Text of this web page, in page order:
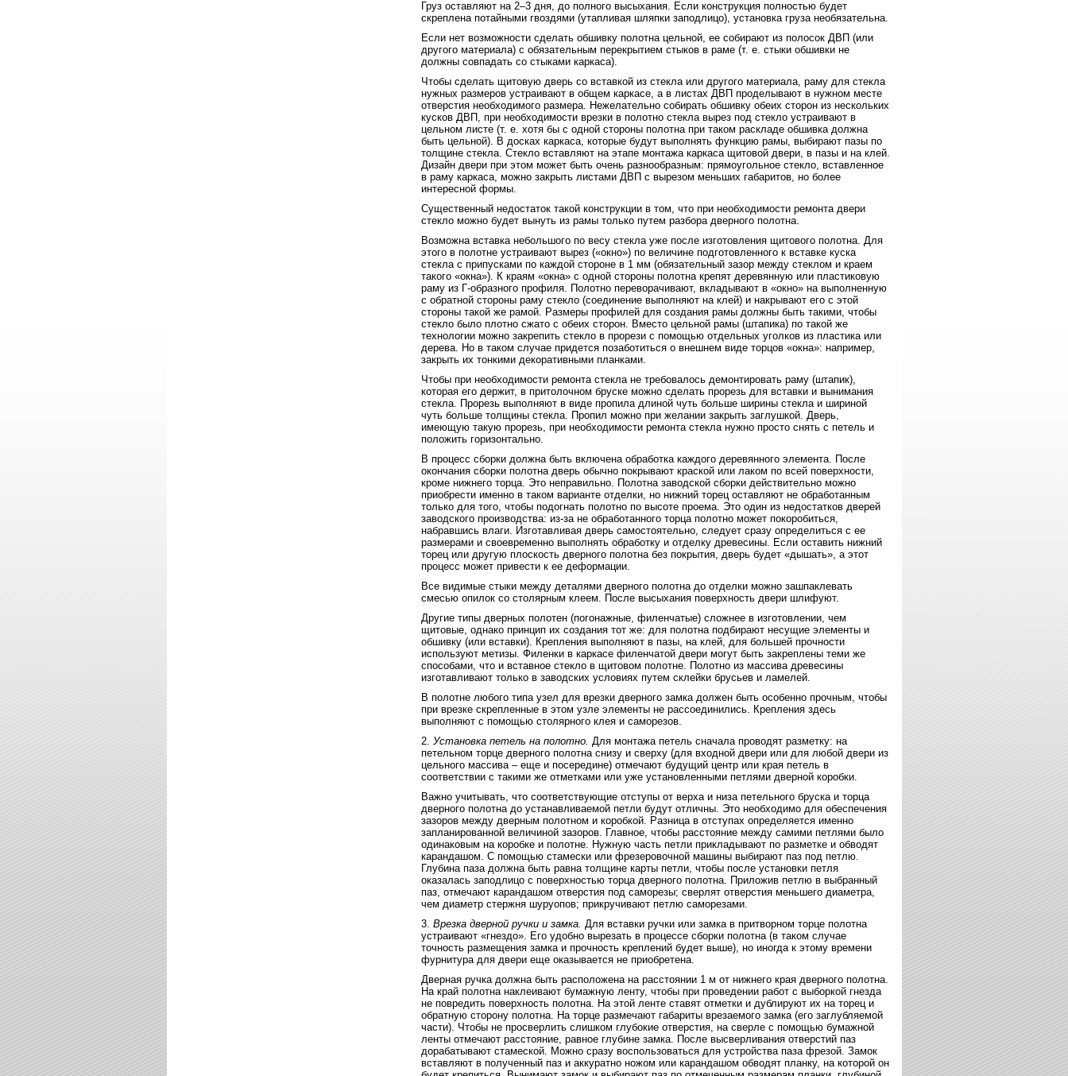
Груз оставляют на 2–3 дня, до полного высыхания. Если конструкция полностью будет
скреплена потайными гвоздями (утапливая шляпки заподлицо), установка груза необязательна.
Если нет возможности сделать обшивку полотна цельной, ее собирают из полосок ДВП (или
другого материала) с обязательным перекрытием стыков в раме (т. е. стыки обшивки не
должны совпадать со стыками каркаса).
Чтобы сделать щитовую дверь со вставкой из стекла или другого материала, раму для стекла
нужных размеров устраивают в общем каркасе, а в листах ДВП проделывают в нужном месте
отверстия необходимого размера. Нежелательно собирать обшивку обеих сторон из нескольких
кусков ДВП, при необходимости врезки в полотно стекла вырез под стекло устраивают в
цельном листе (т. е. хотя бы с одной стороны полотна при таком раскладе обшивка должна
быть цельной). В досках каркаса, которые будут выполнять функцию рамы, выбирают пазы по
толщине стекла. Стекло вставляют на этапе монтажа каркаса щитовой двери, в пазы и на клей.
Дизайн двери при этом может быть очень разнообразным: прямоугольное стекло, вставленное
в раму каркаса, можно закрыть листами ДВП с вырезом меньших габаритов, но более
интересной формы.
Существенный недостаток такой конструкции в том, что при необходимости ремонта двери
стекло можно будет вынуть из рамы только путем разбора дверного полотна.
Возможна вставка небольшого по весу стекла уже после изготовления щитового полотна. Для
этого в полотне устраивают вырез («окно») по величине подготовленного к вставке куска
стекла с припусками по каждой стороне в 1 мм (обязательный зазор между стеклом и краем
такого «окна»). К краям «окна» с одной стороны полотна крепят деревянную или пластиковую
раму из Г-образного профиля. Полотно переворачивают, вкладывают в «окно» на выполненную
с обратной стороны раму стекло (соединение выполняют на клей) и накрывают его с этой
стороны такой же рамой. Размеры профилей для создания рамы должны быть такими, чтобы
стекло было плотно сжато с обеих сторон. Вместо цельной рамы (штапика) по такой же
технологии можно закрепить стекло в прорези с помощью отдельных уголков из пластика или
дерева. Но в таком случае придется позаботиться о внешнем виде торцов «окна»: например,
закрыть их тонкими декоративными планками.
Чтобы при необходимости ремонта стекла не требовалось демонтировать раму (штапик),
которая его держит, в притолочном бруске можно сделать прорезь для вставки и вынимания
стекла. Прорезь выполняют в виде пропила длиной чуть больше ширины стекла и шириной
чуть больше толщины стекла. Пропил можно при желании закрыть заглушкой. Дверь,
имеющую такую прорезь, при необходимости ремонта стекла нужно просто снять с петель и
положить горизонтально.
В процесс сборки должна быть включена обработка каждого деревянного элемента. После
окончания сборки полотна дверь обычно покрывают краской или лаком по всей поверхности,
кроме нижнего торца. Это неправильно. Полотна заводской сборки действительно можно
приобрести именно в таком варианте отделки, но нижний торец оставляют не обработанным
только для того, чтобы подогнать полотно по высоте проема. Это один из недостатков дверей
заводского производства: из-за не обработанного торца полотно может покоробиться,
набравшись влаги. Изготавливая дверь самостоятельно, следует сразу определиться с ее
размерами и своевременно выполнять обработку и отделку древесины. Если оставить нижний
торец или другую плоскость дверного полотна без покрытия, дверь будет «дышать», а этот
процесс может привести к ее деформации.
Все видимые стыки между деталями дверного полотна до отделки можно зашпаклевать
смесью опилок со столярным клеем. После высыхания поверхность двери шлифуют.
Другие типы дверных полотен (погонажные, филенчатые) сложнее в изготовлении, чем
щитовые, однако принцип их создания тот же: для полотна подбирают несущие элементы и
обшивку (или вставки). Крепления выполняют в пазы, на клей, для большей прочности
используют метизы. Филенки в каркасе филенчатой двери могут быть закреплены теми же
способами, что и вставное стекло в щитовом полотне. Полотно из массива древесины
изготавливают только в заводских условиях путем склейки брусьев и ламелей.
В полотне любого типа узел для врезки дверного замка должен быть особенно прочным, чтобы
при врезке скрепленные в этом узле элементы не рассоединились. Крепления здесь
выполняют с помощью столярного клея и саморезов.
2. Установка петель на полотно. Для монтажа петель сначала проводят разметку: на
петельном торце дверного полотна снизу и сверху (для входной двери или для любой двери из
цельного массива – еще и посередине) отмечают будущий центр или края петель в
соответствии с такими же отметками или уже установленными петлями дверной коробки.
Важно учитывать, что соответствующие отступы от верха и низа петельного бруска и торца
дверного полотна до устанавливаемой петли будут отличны. Это необходимо для обеспечения
зазоров между дверным полотном и коробкой. Разница в отступах определяется именно
запланированной величиной зазоров. Главное, чтобы расстояние между самими петлями было
одинаковым на коробке и полотне. Нужную часть петли прикладывают по разметке и обводят
карандашом. С помощью стамески или фрезеровочной машины выбирают паз под петлю.
Глубина паза должна быть равна толщине карты петли, чтобы после установки петля
оказалась заподлицо с поверхностью торца дверного полотна. Приложив петлю в выбранный
паз, отмечают карандашом отверстия под саморезы; сверлят отверстия меньшего диаметра,
чем диаметр стержня шуруопов; прикручивают петлю саморезами.
3. Врезка дверной ручки и замка. Для вставки ручки или замка в притворном торце полотна
устраивают «гнездо». Его удобно вырезать в процессе сборки полотна (в таком случае
точность размещения замка и прочность креплений будет выше), но иногда к этому времени
фурнитура для двери еще оказывается не приобретена.
Дверная ручка должна быть расположена на расстоянии 1 м от нижнего края дверного полотна.
На край полотна наклеивают бумажную ленту, чтобы при проведении работ с выборкой гнезда
не повредить поверхность полотна. На этой ленте ставят отметки и дублируют их на торец и
обратную сторону полотна. На торце размечают габариты врезаемого замка (его заглубляемой
части). Чтобы не просверлить слишком глубокие отверстия, на сверле с помощью бумажной
ленты отмечают расстояние, равное глубине замка. После высверливания отверстий паз
дорабатывают стамеской. Можно сразу воспользоваться для устройства паза фрезой. Замок
вставляют в полученный паз и аккуратно ножом или карандашом обводят планку, на которой он